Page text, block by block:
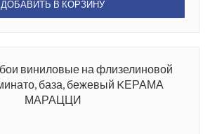
ДОБАВИТЬ В КОРЗИНУ